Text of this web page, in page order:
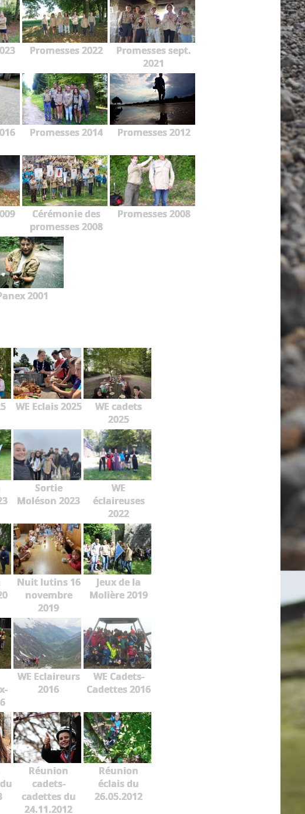
Promesses 2022
Promesses sept.
2021
Promesses 2014 Promesses 2012
Cérémonie des
promesses 2008
Promesses 2008
2001
WE Eclais 2025
WE cadets
2025
Sortie
Moléson 2023
WE
éclaireuses
2022
Nuit lutins 16
novembre
2019
Jeux de la
Molière 2019
WE Eclaireurs
2016
WE Cadets-
Cadettes 2016
Réunion
cadets-
cadettes du
24.11.2012
Réunion
éclais du
26.05.2012